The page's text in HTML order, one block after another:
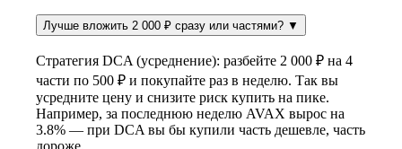
Лучше вложить 2 000 ₽ сразу или частями? ▼
Стратегия DCA (усреднение): разбейте 2 000 ₽ на 4
части по 500 ₽ и покупайте раз в неделю. Так вы
усредните цену и снизите риск купить на пике.
Например, за последнюю неделю AVAX вырос на
3.8% — при DCA вы бы купили часть дешевле, часть
дороже.